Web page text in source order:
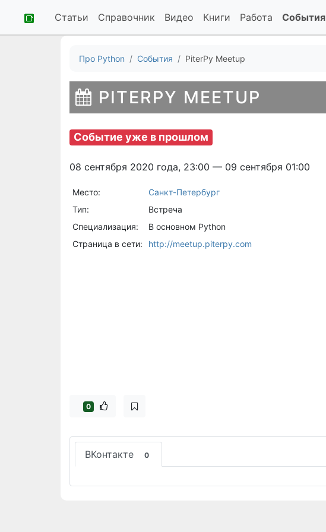
Статьи Справочник Видео Книги Работа События
Про Python События PiterPy Meetup
PITERPY MEETUP
Событие уже в прошлом
08 сентября 2020 года, 23:00 — 09 сентября 01:00
Место:
Санкт-Петербург
Тип:
Встреча
Специализация:
В основном Python
Страница в сети:
http://meetup.piterpy.com
0
ВКонтакте 0